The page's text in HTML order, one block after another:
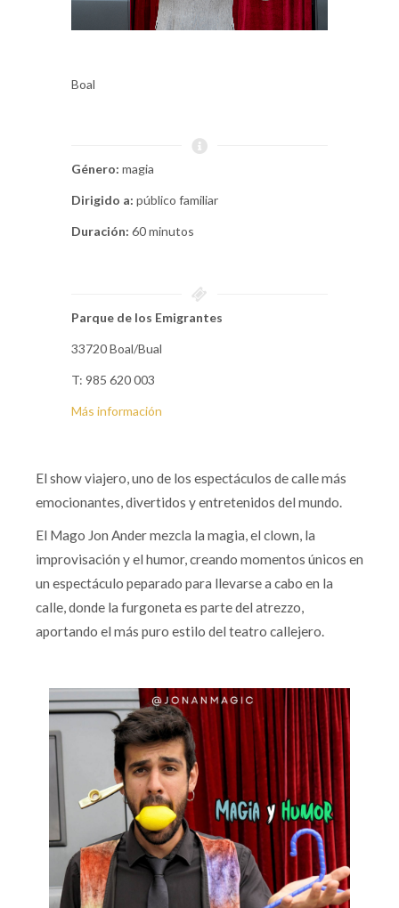
Boal
Género: magia
Dirigido a: público familiar
Duración: 60 minutos
Parque de los Emigrantes
33720 Boal/Bual
T: 985 620 003
Más información
El show viajero, uno de los espectáculos de calle más
emocionantes, divertidos y entretenidos del mundo.
El Mago Jon Ander mezcla la magia, el clown, la
improvisación y el humor, creando momentos únicos en
un espectáculo peparado para llevarse a cabo en la
calle, donde la furgoneta es parte del atrezzo,
aportando el más puro estilo del teatro callejero.